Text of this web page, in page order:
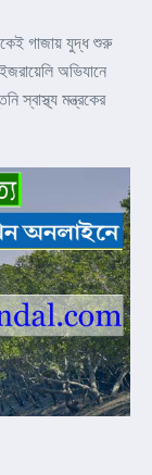
গাজায় যুদ্ধ শুরু
অভিযানে
স্বাস্থ্য মন্ত্রকের